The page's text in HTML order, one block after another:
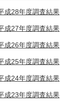
成28年度調査結果
成27年度調査結果
成26年度調査結果
成25年度調査結果
成24年度調査結果
成23年度調査結果